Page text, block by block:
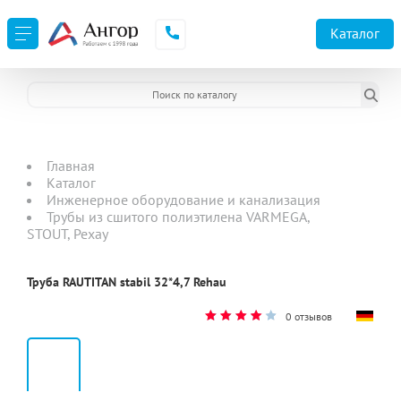
Каталог
Главная
Каталог
Инженерное оборудование и канализация
Трубы из сшитого полиэтилена VARMEGA,
STOUT, Рехау
Труба RAUTITAN stabil 32*4,7 Rehau
0 отзывов